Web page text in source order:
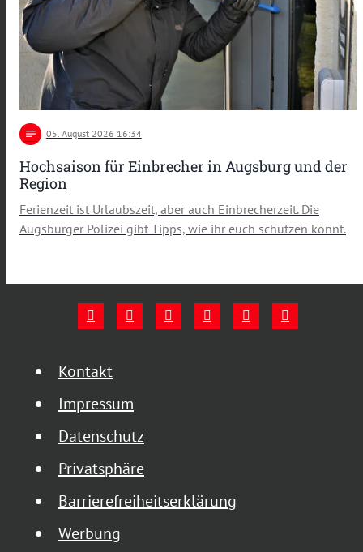
notes 05. August 2026 16:34
Hochsaison für Einbrecher in Augsburg und der
Region
Ferienzeit ist Urlaubszeit, aber auch Einbrecherzeit. Die
Augsburger Polizei gibt Tipps, wie ihr euch schützen könnt.
Kontakt
Impressum
Datenschutz
Privatsphäre
Barrierefreiheitserklärung
Werbung